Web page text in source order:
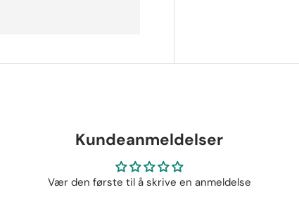
Kundeanmeldelser
Vær den første til å skrive en anmeldelse